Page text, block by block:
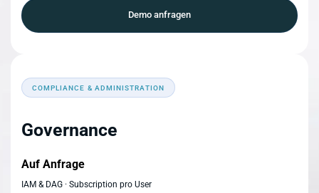
Demo anfragen
COMPLIANCE & ADMINISTRATION
Governance
Auf Anfrage
IAM & DAG · Subscription pro User